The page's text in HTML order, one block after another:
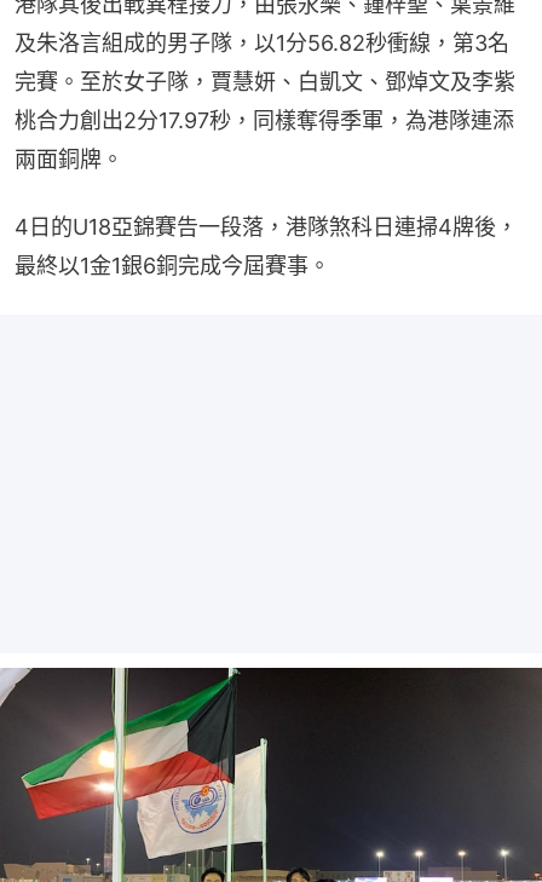
及朱洛言組成的男子隊，以1分56.82秒衝線，第3名
完賽。至於女子隊，賈慧妍、白凱文、鄧焯文及李紫
桃合力創出2分17.97秒，同樣奪得季軍，為港隊連添
兩面銅牌。
4日的U18亞錦賽告一段落，港隊煞科日連掃4牌後，
最終以1金1銀6銅完成今屆賽事。